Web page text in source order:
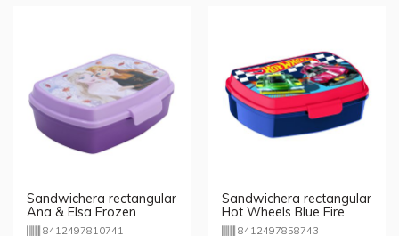
Sandwichera rectangular
Ana & Elsa Frozen
Disney
8412497810741
Sandwichera rectangular
Hot Wheels Blue Fire
8412497858743